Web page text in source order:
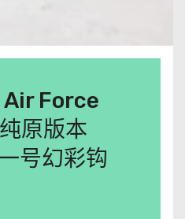
Air Force
原版本
号幻彩钩